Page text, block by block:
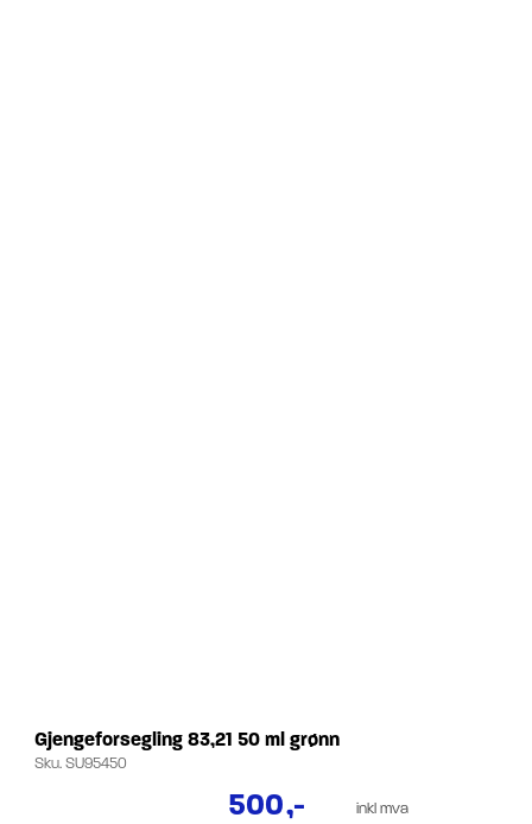
Gjengeforsegling 83,21 50 ml grønn
Sku.SU95450
500,- inkl mva